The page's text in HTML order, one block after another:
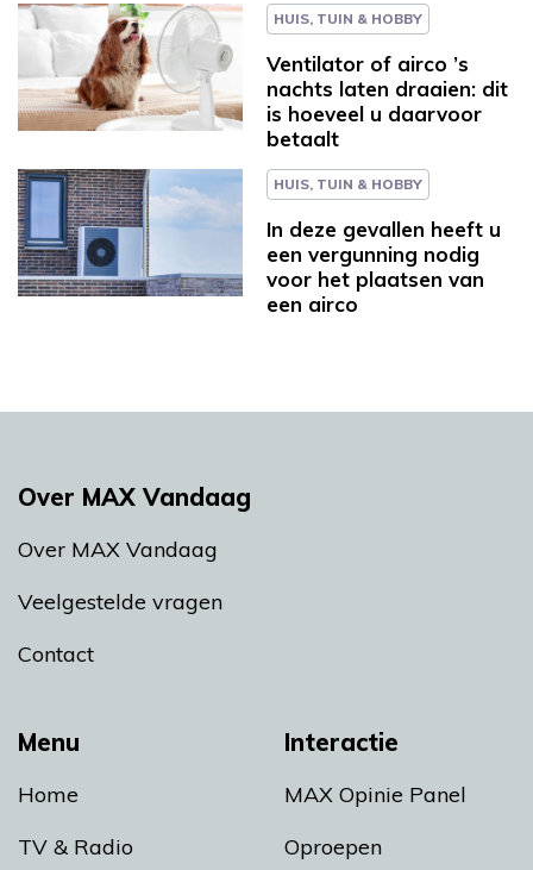
HUIS, TUIN & HOBBY
Ventilator of airco ’s
nachts laten draaien: dit
is hoeveel u daarvoor
betaalt
HUIS, TUIN & HOBBY
In deze gevallen heeft u
een vergunning nodig
voor het plaatsen van
een airco
Menu
Home
TV & Radio
Interactie
MAX Opinie Panel
Oproepen
Over MAX Vandaag
Over MAX Vandaag
Veelgestelde vragen
Contact